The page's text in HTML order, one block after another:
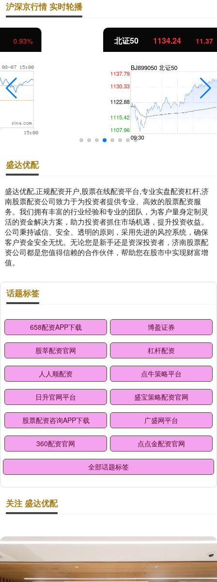
沪深京行情 实时轮播
11.37 1.01%
盛达优配
盛达优配,正规配资开户,股票在线配资平台,专业实盘配资杠杆,济
南股票配资公司致力于为投资者提供专业、高效的股票配资服
务。我们拥有丰富的行业经验和专业的团队，为客户量身定制灵
活的资金解决方案，助力投资者抓住市场机遇，提升投资收益。
公司秉持诚信、安全、透明的原则，采用先进的风控系统，确保
客户资金安全无忧。无论您是新手还是资深投资者，济南股票配
资公司都是您值得信赖的合作伙伴，帮助您在股市中实现财富增
值。
话题标签
658配资APP下载 博盈证券
股莘配资官网 杠杆配资
人人顺配资 点牛策略平台
日升官网平台 盛宝策略配资官网
股票配资咨询APP下载 广盛网平台
360配资官网 点点金配资官网
全部话题标签
关注 盛达优配